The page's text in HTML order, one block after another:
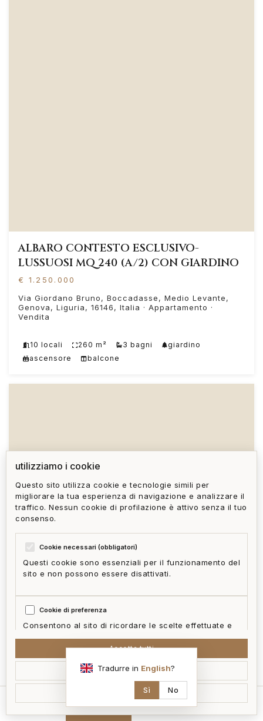
ALBARO CONTESTO ESCLUSIVO-
LUSSUOSI MQ 240 (A/2) CON GIARDINO
€ 1.250.000
Via Giordano Bruno, Boccadasse, Medio Levante,
Genova, Liguria, 16146, Italia · Appartamento ·
Vendita
10 locali 260 m² 3 bagni
giardino
ascensore
balcone
utilizziamo i cookie
Questo sito utilizza cookie e tecnologie simili per
migliorare la tua esperienza di navigazione e analizzare il
traffico. Nessun cookie di profilazione è attivo senza il tuo
consenso.
Cookie necessari (obbligatori)
Questi cookie sono essenziali per il funzionamento del
sito e non possono essere disattivati.
Cookie di preferenza
Consentono al sito di ricordare le scelte effettuate e
Cookie statistici
Aiutano a capire come i visitatori interagiscono con il
sito in forma aggregata e anonima.
Accetta tutti
Accetta selezionati
Rifiuta non essenziali
Tradurre in English?
Sì No